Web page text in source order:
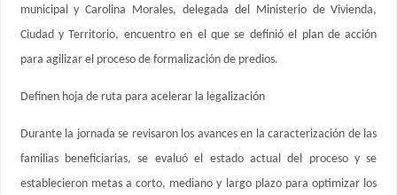
municipal y Carolina Morales, delegada del Ministerio de Vivienda,
Ciudad y Territorio, encuentro en el que se definió el plan de acción
para agilizar el proceso de formalización de predios.
Definen hoja de ruta para acelerar la legalización
Durante la jornada se revisaron los avances en la caracterización de las
familias beneficiarias, se evaluó el estado actual del proceso y se
establecieron metas a corto, mediano y largo plazo para optimizar los